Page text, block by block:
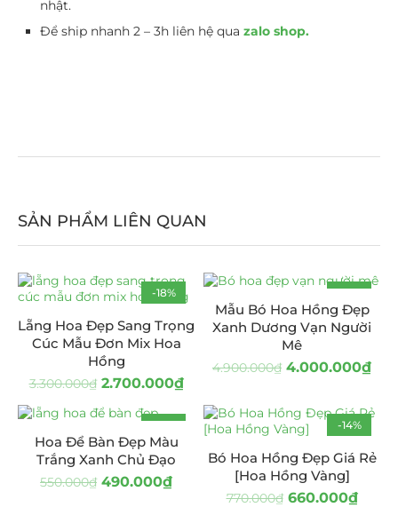
nhật.
Để ship nhanh 2 – 3h liên hệ qua zalo shop.
SẢN PHẨM LIÊN QUAN
-18%
Lẵng Hoa Đẹp Sang Trọng
Cúc Mẫu Đơn Mix Hoa
Hồng
3.300.000₫ 2.700.000₫
-18%
Mẫu Bó Hoa Hồng Đẹp
Xanh Dương Vạn Người
Mê
4.900.000₫ 4.000.000₫
-11%
Hoa Để Bàn Đẹp Màu
Trắng Xanh Chủ Đạo
550.000₫ 490.000₫
-14%
Bó Hoa Hồng Đẹp Giá Rẻ
[Hoa Hồng Vàng]
770.000₫ 660.000₫